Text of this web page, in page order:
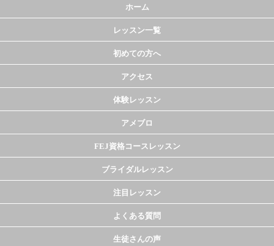
ホーム
レッスン一覧
初めての方へ
アクセス
体験レッスン
アメブロ
FEJ資格コースレッスン
ブライダルレッスン
注目レッスン
よくある質問
生徒さんの声